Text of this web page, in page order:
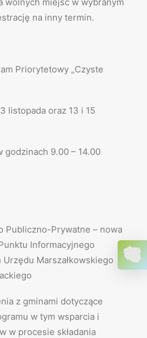
na inny termin.
Priorytetowy „Czyste
listopada oraz 13 i 15
godzinach 9.00 – 14.00
Publiczno-Prywatne – nowa
Informacyjnego
Marszałkowskiego
z gminami dotyczące
w tym wsparcia i
w procesie składania